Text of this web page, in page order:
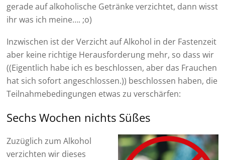
gerade auf alkoholische Getränke verzichtet, dann wisst
ihr was ich meine…. ;o)
Inzwischen ist der Verzicht auf Alkohol in der Fastenzeit
aber keine richtige Herausforderung mehr, so dass wir
((Eigentlich habe ich es beschlossen, aber das Frauchen
hat sich sofort angeschlossen.)) beschlossen haben, die
Teilnahmebedingungen etwas zu verschärfen:
Sechs Wochen nichts Süßes
Zuzüglich zum Alkohol
verzichten wir dieses